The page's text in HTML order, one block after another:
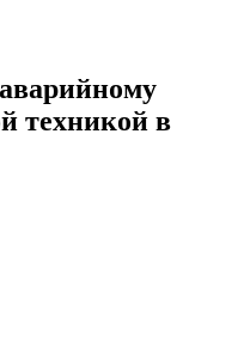
техникой в